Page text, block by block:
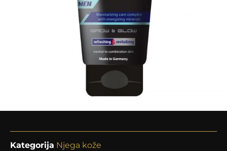
Kategorija Njega kože